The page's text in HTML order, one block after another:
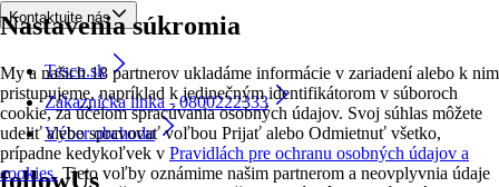
Nastavenia súkromia
My a našich 18 partnerov ukladáme informácie v zariadení alebo k nim
pristupujeme, napríklad k jedinečným identifikátorom v súboroch
cookie, za účelom spracúvania osobných údajov. Svoj súhlas môžete
udeliť alebo spravovať voľbou Prijať alebo Odmietnuť všetko,
prípadne kedykoľvek v Pravidlách pre ochranu osobných údajov a
cookies. Tieto voľby oznámime našim partnerom a neovplyvnia údaje
Kontaktujte nás
Tesco.sk
Zákaznícka linka - 0800222333
Výber obchodu
followUs